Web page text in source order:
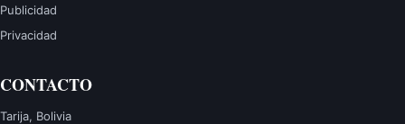
Publicidad
Privacidad
CONTACTO
Tarija, Bolivia